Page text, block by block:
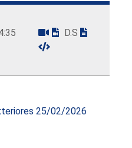
D.S
25/02/2026